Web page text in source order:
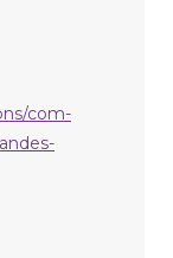
com-